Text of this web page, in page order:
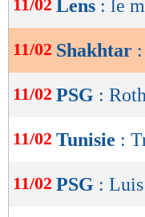
de
OK
11/02 Lens : le
11/02 Shakhtar
11/02 PSG :
11/02 Tunisie :
11/02 PSG :